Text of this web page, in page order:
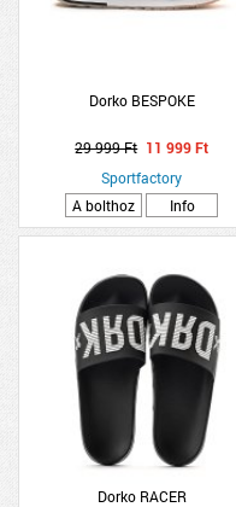
Dorko BESPOKE
29 999 Ft 11 999 Ft
Sportfactory
A bolthoz
Info
Dorko RACER